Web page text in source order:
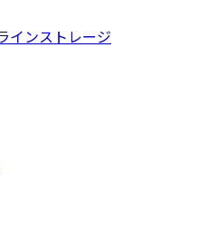
インストレージ